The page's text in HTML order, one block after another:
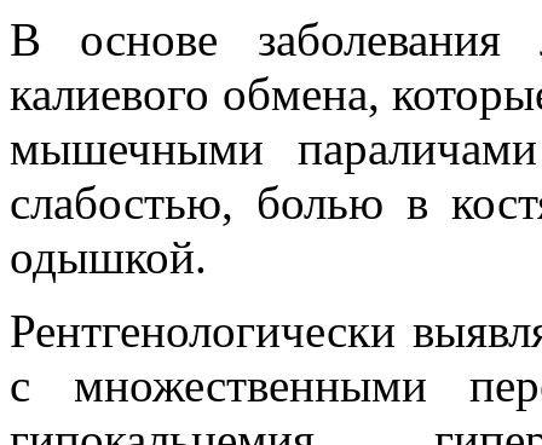
В основе заболевания
калиевого обмена,
мышечными параличами
слабостью, болью в
одышкой.
Рентгенологически
с множественными